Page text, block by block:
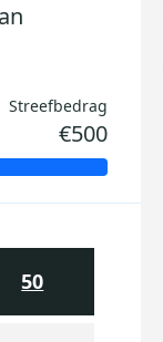
Streefbedrag
€500
50